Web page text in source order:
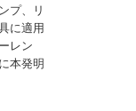
プ、リ
に適用
レン
本発明